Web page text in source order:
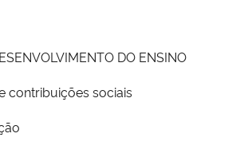
DO ENSINO
contribuições sociais